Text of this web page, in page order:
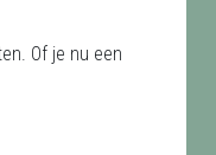
Of je nu een